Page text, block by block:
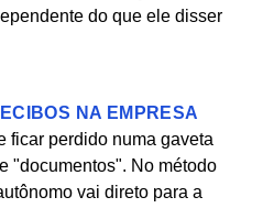
do que ele disser
NA EMPRESA
ficar perdido numa gaveta
"documentos". No método
vai direto para a